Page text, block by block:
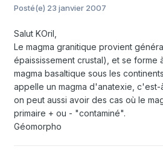
Posté(e) 23 janvier 2007
Salut KOril,
Le magma granitique provient
épaississement crustal), et se forme
magma basaltique sous les
appelle un magma d'anatexie,
on peut aussi avoir des cas où le
primaire + ou - "contaminé".
Géomorpho